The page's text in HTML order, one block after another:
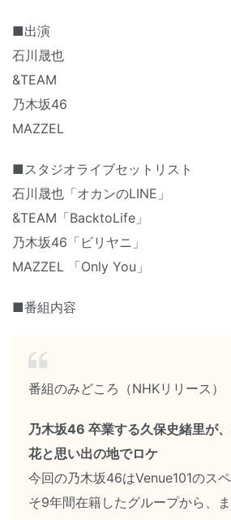
■出演
石川晟也
&TEAM
乃木坂46
MAZZEL
■スタジオライブセットリスト
石川晟也「オカンのLINE」
&TEAM「BacktoLife」
乃木坂46「ビリヤニ」
MAZZEL 「Only You」
■番組内容
番組のみどころ（NHKリリース）
乃木坂46 卒業する久保史緒里が
花と思い出の地でロケ
今回の乃木坂46はVenue101のス
そ9年間在籍したグループから、